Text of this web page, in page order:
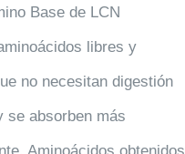
Base de LCN
libres y
no necesitan digestión
se absorben más